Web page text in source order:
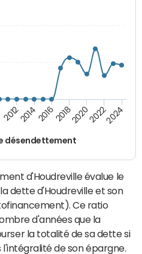
désendettement
2012201420162018202020222024
d'Houdreville évalue le
dette d'Houdreville et son
Ce ratio
d'années que la
la totalité de sa dette si
de son épargne.